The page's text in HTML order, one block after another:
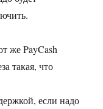
же PayCash
такая, что
если надо